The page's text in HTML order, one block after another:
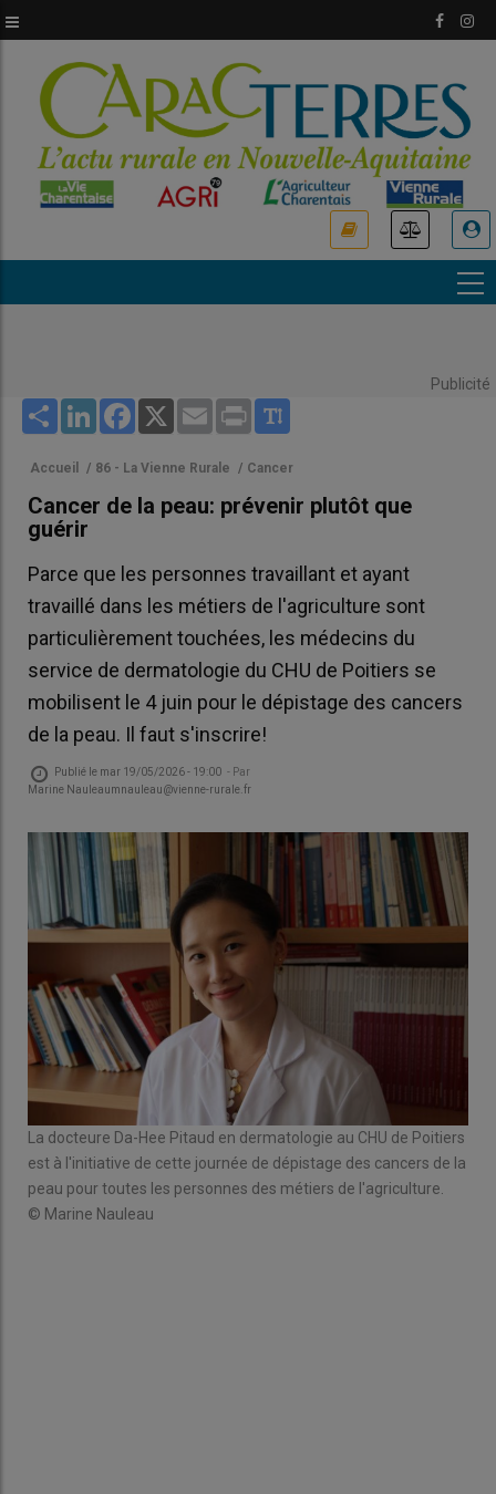
au
principal
Publicité
Share LinkedInFacebook
X Email Print
Accueil / 86 - La Vienne Rurale / Cancer
Cancer de la peau: prévenir plutôt que
guérir
Parce que les personnes travaillant et ayant
travaillé dans les métiers de l'agriculture sont
particulièrement touchées, les médecins du
service de dermatologie du CHU de Poitiers se
mobilisent le 4 juin pour le dépistage des cancers
de la peau. Il faut s'inscrire!
Publié le mar 19/05/2026 - 19:00 - Par
Marine Nauleaumnauleau@vienne-rurale.fr
La docteure Da-Hee Pitaud en dermatologie au CHU de Poitiers
est à l'initiative de cette journée de dépistage des cancers de la
peau pour toutes les personnes des métiers de l'agriculture.
© Marine Nauleau